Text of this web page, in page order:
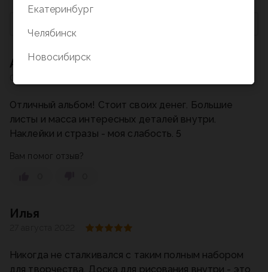
Александра
Отличный альбом! Стоит своих денег. Большие
листы и масса интересных деталей внутри.
Наклейки и стразы - моя слабость. 5
Вам помог отзыв?
Илья
Никогда не сталкивался с таким полным набором
для творчества. Доска для рисования внутри - это
Екатеринбург
Челябинск
Новосибирск